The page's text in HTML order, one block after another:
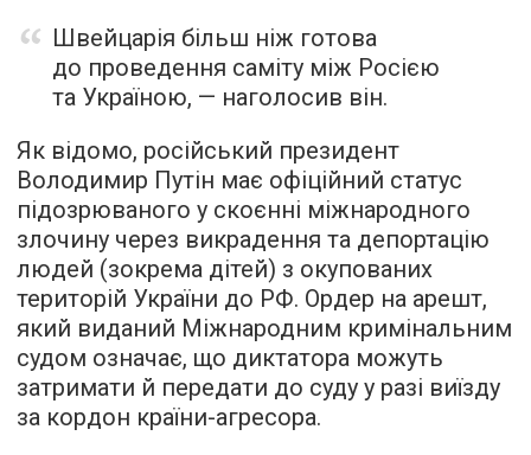
Швейцарія більш ніж готова
до проведення саміту між Росією
та Україною, — наголосив він.
Як відомо, російський президент
Володимир Путін має офіційний статус
підозрюваного у скоєнні міжнародного
злочину через викрадення та депортацію
людей (зокрема дітей) з окупованих
територій України до РФ. Ордер на арешт,
який виданий Міжнародним кримінальним
судом означає, що диктатора можуть
затримати й передати до суду у разі виїзду
за кордон країни-агресора.